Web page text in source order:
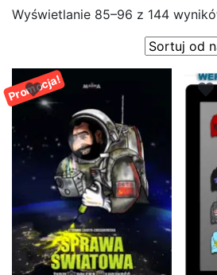
Wyświetlanie 85–96 z 144
Promocja!